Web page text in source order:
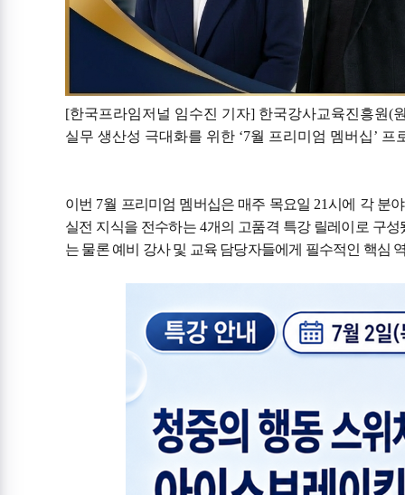
[한국프라임저널 임수진 기자] 한국강사교육진흥원(
실무 생산성 극대화를 위한 ‘7월 프리미엄 멤버십’ 프
이번 7월 프리미엄 멤버십은 매주 목요일 21시에 각 분
실전 지식을 전수하는 4개의 고품격 특강 릴레이로 구성
는 물론 예비 강사 및 교육 담당자들에게 필수적인 핵심